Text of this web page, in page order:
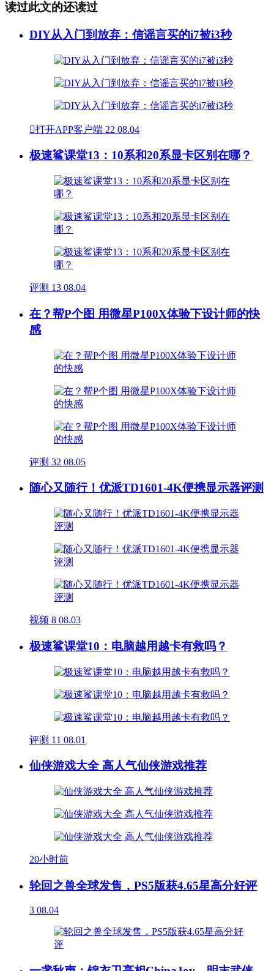
读过此文的还读过
DIY从入门到放弃：信谣言买的i7被i3秒
打开APP客户端 22 08.04
极速鲨课堂13：10系和20系显卡区别在哪？
评测 13 08.04
在？帮P个图 用微星P100X体验下设计师的快
感
评测 32 08.05
随心又随行！优派TD1601-4K便携显示器评测
视频 8 08.03
极速鲨课堂10：电脑越用越卡有救吗？
评测 11 08.01
仙侠游戏大全 高人气仙侠游戏推荐
20小时前
轮回之兽全球发售，PS5版获4.65星高分好评
3 08.04